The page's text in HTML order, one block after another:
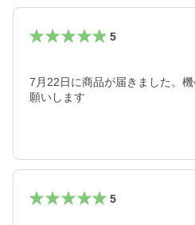
5
7月22日に商品が届きました。
願いします
5